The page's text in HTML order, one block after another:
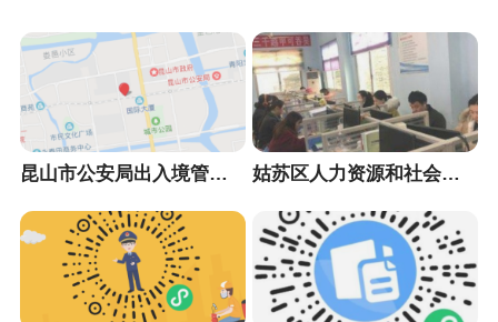
昆山市公安局出入境管理大队 姑苏区人力资源和社会保障局